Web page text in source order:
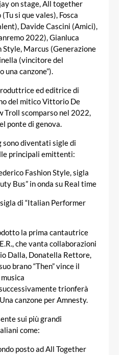
on stage, All together
si que vales), Fosca
Davide Cascini (Amici),
2022), Gianluca
Style, Marcus (Generazione
(vincitore del
una canzone”).
ed editrice di
del mitico Vittorio De
Troll scomparso nel 2022,
ponte di genova.
sono diventati sigle di
principali emittenti:
Fashion Style, sigla
Bus” in onda su Real time
di “Italian Performer
la prima cantautrice
che vanta collaborazioni
Dalla, Donatella Rettore,
brano “Then” vince il
trionferà
canzone per Amnesty.
sui più grandi
come:
posto ad All Together